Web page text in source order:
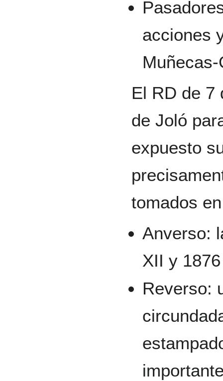
acciones
El RD de 7
de Joló
expuesto
tomados
Anverso:
XII y 1876
Reverso: